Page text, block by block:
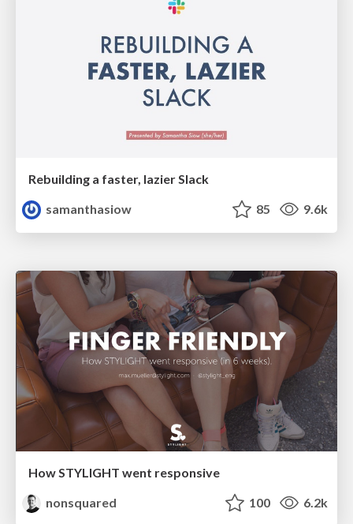
Rebuilding a faster, lazier Slack
samanthasiow
85 9.6k
How STYLIGHT went responsive
nonsquared
100 6.2k